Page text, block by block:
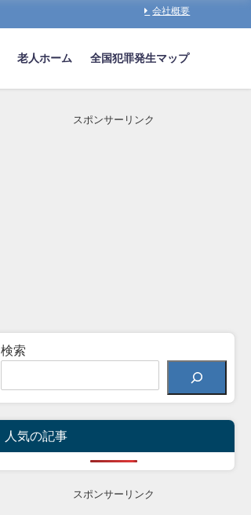
会社概要
老人ホーム 全国犯罪発生マップ
スポンサーリンク
検索
人気の記事
スポンサーリンク